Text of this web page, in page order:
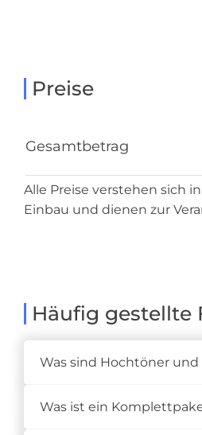
Preise
Gesamtbetrag
Alle Preise verstehen sich
Einbau und dienen zur
Häufig gestellte
Was sind Hochtöner
Was ist ein